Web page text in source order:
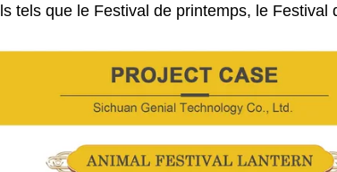
tels que le Festival de printemps, le